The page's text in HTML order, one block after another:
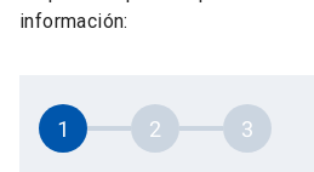
información:
1 2 3